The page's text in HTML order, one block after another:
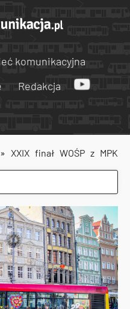
komunikacyjna
Redakcja
» XXIX finał WOŚP z MPK